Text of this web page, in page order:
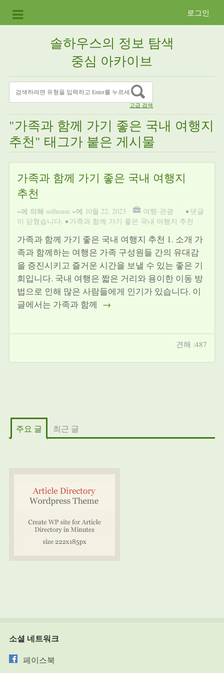
로그인
솔하우스의 정보 탐색
중심 아카이브
고급 검색
"가족과 함께 가기 좋은 국내 여행지
추천" 태그가 붙은 게시물
가족과 함께 가기 좋은 국내 여행지
추천
~에 의해 solhouse ~에 10월 22, 2023 여행-관광 • 댓글
이 닫혔습니다. • 가족과 함께 가기 좋은 국내 여행지 추천
가족과 함께 가기 좋은 국내 여행지 추천 1. 소개 가
족과 함께하는 여행은 가족 구성원들 간의 유대감
을 증진시키고 즐거운 시간을 보낼 수 있는 좋은 기
회입니다. 국내 여행은 짧은 거리와 용이한 이동 방
법으로 인해 많은 사람들에게 인기가 있습니다. 이
글에서는 가족과 함께 →
견해 :487
주요 글 최근 글
소셜 네트워크
페이스북